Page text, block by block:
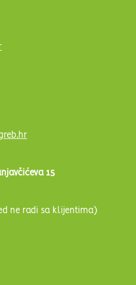
15
ne radi sa klijentima)